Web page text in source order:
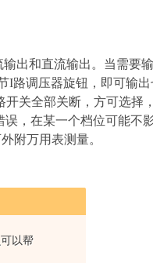
以帮
出和直流输出。当需要
I路调压器旋钮，即可输
关全部关断，方可选择
，在某一个档位可能不
附万用表测量。